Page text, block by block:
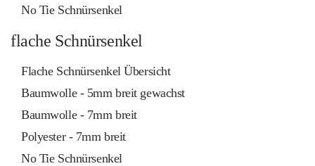
No Tie Schnürsenkel
flache Schnürsenkel
Flache Schnürsenkel Übersicht
Baumwolle - 5mm breit gewachst
Baumwolle - 7mm breit
Polyester - 7mm breit
No Tie Schnürsenkel